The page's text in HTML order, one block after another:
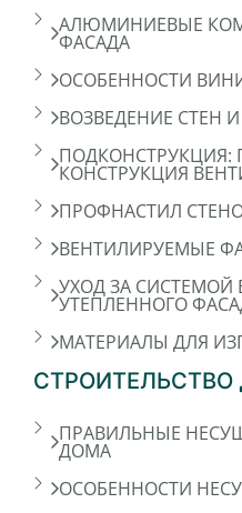
АЛЮМИНИЕВЫЕ
ФАСАДА
ОСОБЕННОСТИ
ВОЗВЕДЕНИЕ СТЕН
КОНСТРУКЦИЯ
ПРОФНАСТИЛ
ВЕНТИЛИРУЕМЫЕ
УХОД ЗА
УТЕПЛЕННОГО
МАТЕРИАЛЫ ДЛЯ
ПРАВИЛЬНЫЕ
ДОМА
ОСОБЕННОСТИ